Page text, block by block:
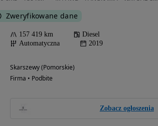
Zweryfikowane dane
157 419 km
Diesel
Automatyczna
2019
Skarszewy (Pomorskie)
Firma • Podbite
Zobacz ogłoszenia